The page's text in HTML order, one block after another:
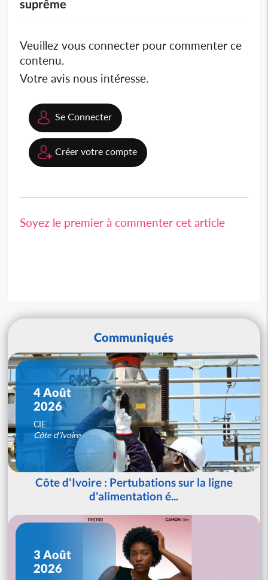
suprême
Veuillez vous connecter pour commenter ce
contenu.
Votre avis nous intéresse.
Se Connecter
Créer votre compte
Soyez le premier à commenter cet article
Communiqués
4 Août
2026
CIE
Côte d'Ivoire
Côte d'Ivoire : Pertubations sur la ligne
d'alimentation é...
3 Août
2026